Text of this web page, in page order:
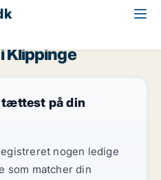
Klippinge
tættest på din
nogen ledige
som matcher din